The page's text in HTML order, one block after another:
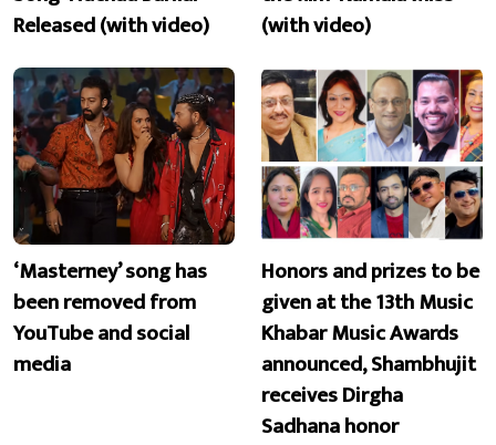
Released (with video)
(with video)
‘Masterney’ song has
been removed from
YouTube and social
media
Honors and prizes to be
given at the 13th Music
Khabar Music Awards
announced, Shambhujit
receives Dirgha
Sadhana honor